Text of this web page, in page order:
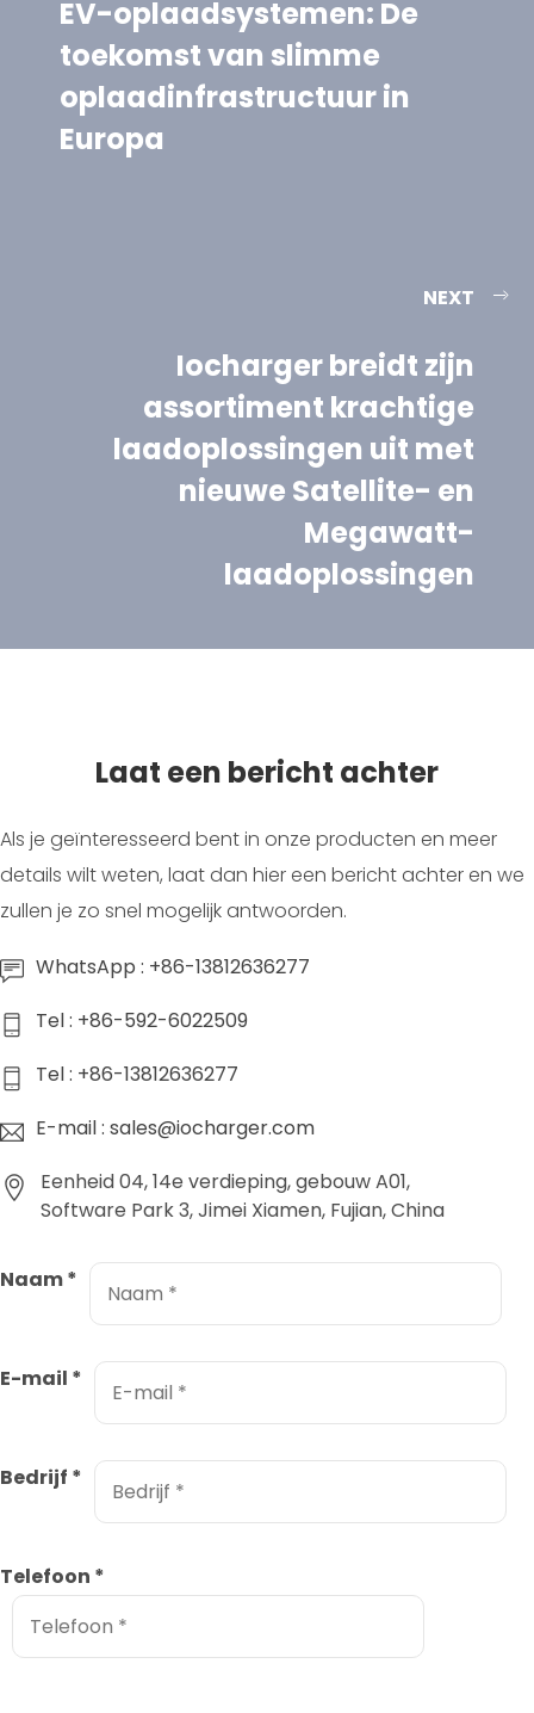
EV-oplaadsystemen: De
toekomst van slimme
oplaadinfrastructuur in
Europa
NEXT
Iocharger breidt zijn
assortiment krachtige
laadoplossingen uit met
nieuwe Satellite- en
Megawatt-
laadoplossingen
Laat een bericht achter
Als je geïnteresseerd bent in onze producten en meer
details wilt weten, laat dan hier een bericht achter en we
zullen je zo snel mogelijk antwoorden.
WhatsApp : +86-13812636277
Tel : +86-592-6022509
Tel : +86-13812636277
E-mail : sales@iocharger.com
Eenheid 04, 14e verdieping, gebouw A01,
Software Park 3, Jimei Xiamen, Fujian, China
Naam*
E-mail *
Bedrijf *
Telefoon *